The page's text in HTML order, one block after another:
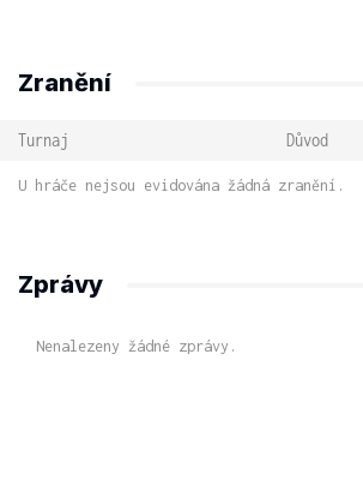
Zranění
Turnaj Důvod
U hráče nejsou evidována žádná zranění.
Zprávy
Nenalezeny žádné zprávy.